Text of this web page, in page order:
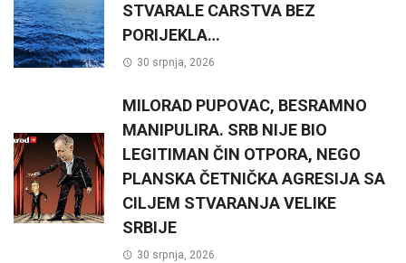
STVARALE CARSTVA BEZ
PORIJEKLA…
30 srpnja, 2026
MILORAD PUPOVAC, BESRAMNO
MANIPULIRA. SRB NIJE BIO
LEGITIMAN ČIN OTPORA, NEGO
PLANSKA ČETNIČKA AGRESIJA SA
CILJEM STVARANJA VELIKE
SRBIJE
30 srpnja, 2026